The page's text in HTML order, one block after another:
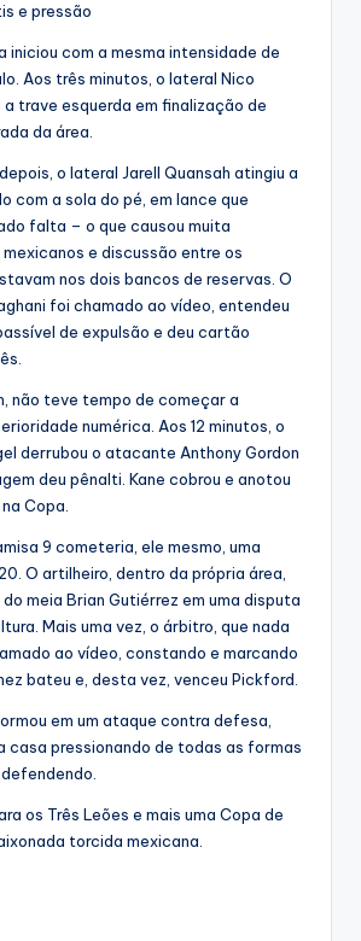
e pressão
iniciou com a mesma intensidade de
Aos três minutos, o lateral Nico
a trave esquerda em finalização de
da área.
o lateral Jarell Quansah atingiu a
com a sola do pé, em lance que
falta – o que causou muita
e discussão entre os
nos dois bancos de reservas. O
foi chamado ao vídeo, entendeu
de expulsão e deu cartão
não teve tempo de começar a
numérica. Aos 12 minutos, o
derrubou o atacante Anthony Gordon
deu pênalti. Kane cobrou e anotou
Copa.
9 cometeria, ele mesmo, uma
O artilheiro, dentro da própria área,
meia Brian Gutiérrez em uma disputa
Mais uma vez, o árbitro, que nada
ao vídeo, constando e marcando
bateu e, desta vez, venceu Pickford.
em um ataque contra defesa,
casa pressionando de todas as formas
os Três Leões e mais uma Copa de
torcida mexicana.